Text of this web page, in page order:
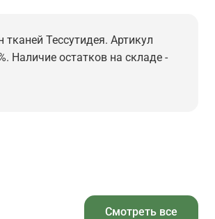
Тессутидея. Артикул
Наличие остатков на складе -
Смотреть все